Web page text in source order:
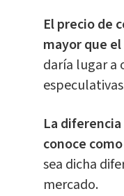
El precio de
mayor que
daría lugar a
La
conoce
sea dicha
mercado.